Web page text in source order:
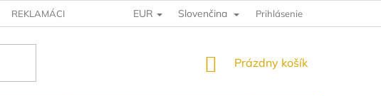
REKLAMÁCIA A VRÁTENIE VÝKUPNÉ PODMIENKY OBCHODNÉ
EUR Slovenčina Prihlásenie
NÁKUPNÝ
Prázdny košík